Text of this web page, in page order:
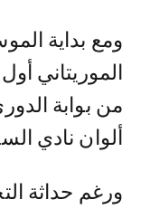
ومع بداية
الموريتاني
من بوابة
ألوان نادي
ورغم حداثة